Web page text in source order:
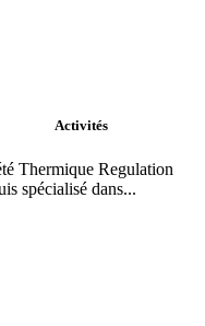
Activités
Thermique Regulation
spécialisé dans...